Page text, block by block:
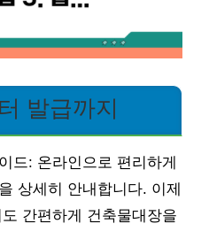
발급까지
드: 온라인으로 편리하게
상세히 안내합니다. 이제
간편하게 건축물대장을